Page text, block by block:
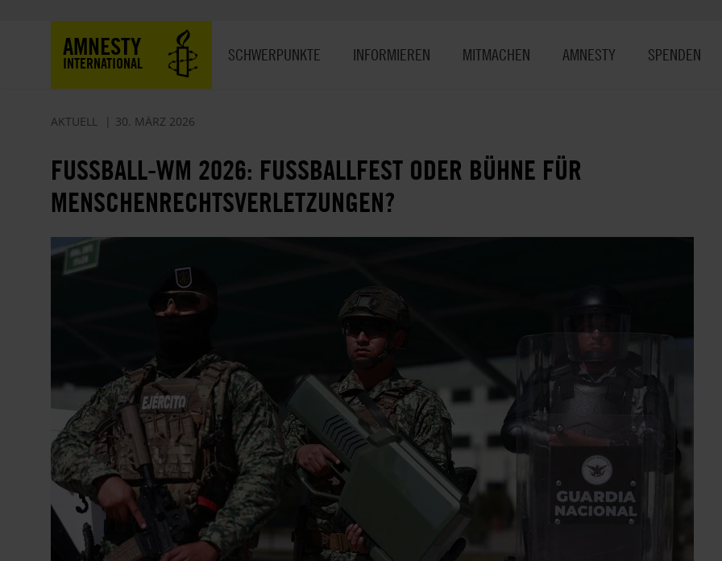
AMNESTY
INTERNATIONAL SCHWERPUNKTE INFORMIEREN MITMACHEN AMNESTY SPENDEN
AKTUELL 30. MÄRZ 2026
FUSSBALL-WM 2026: FUSSBALLFEST ODER BÜHNE FÜR ME
NSCHENRECHTSVERLETZUNGEN?